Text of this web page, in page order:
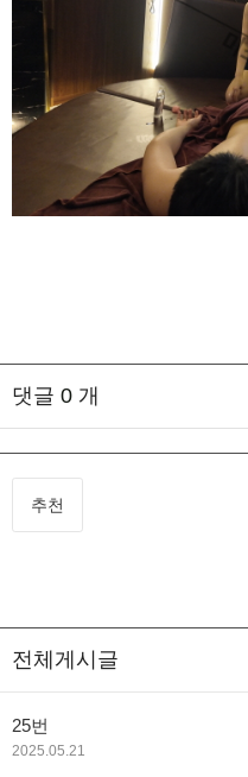
댓글 0 개
추천
전체게시글
25번
2025.05.21